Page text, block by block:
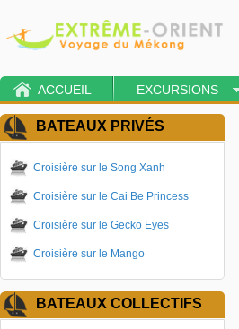
ACCUEIL EXCURSIONS
BATEAUX PRIVÉS
Croisière sur le Song Xanh
Croisière sur le Cai Be Princess
Croisière sur le Gecko Eyes
Croisière sur le Mango
BATEAUX COLLECTIFS